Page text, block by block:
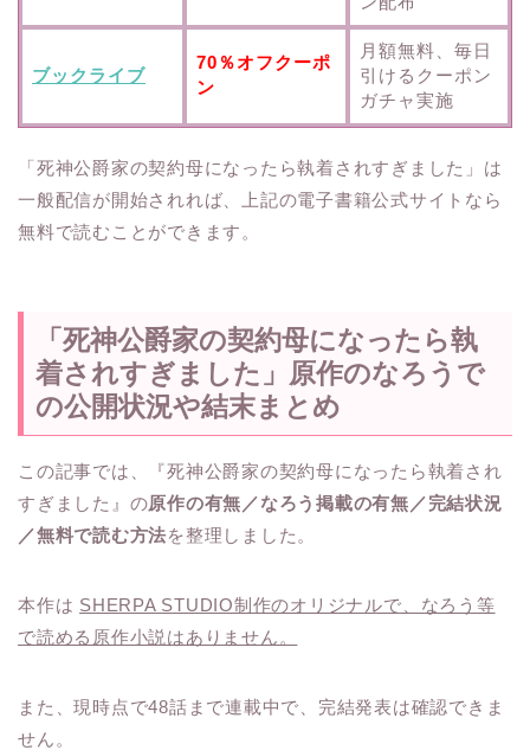
ブックライブ
70％オフクーポ
ン
月額無料、毎日
引けるクーポン
ガチャ実施
「死神公爵家の契約母になったら執着されすぎました」は
一般配信が開始されれば、上記の電子書籍公式サイトなら
無料で読むことができます。
「死神公爵家の契約母になったら執
着されすぎました」原作のなろうで
の公開状況や結末まとめ
この記事では、『死神公爵家の契約母になったら執着され
すぎました』の原作の有無／なろう掲載の有無／完結状況
／無料で読む方法を整理しました。
本作は SHERPA STUDIO制作のオリジナルで、なろう等
で読める原作小説はありません。
また、現時点で48話まで連載中で、完結発表は確認できま
せん。